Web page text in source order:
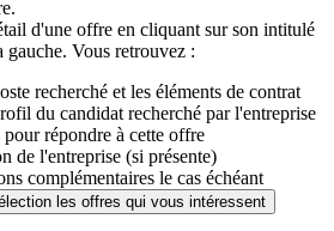
d'une offre en cliquant sur son intitulé
gauche. Vous retrouvez :
recherché et les éléments de contrat
du candidat recherché par l'entreprise
pour répondre à cette offre
de l'entreprise (si présente)
complémentaires le cas échéant
les offres qui vous intéressent